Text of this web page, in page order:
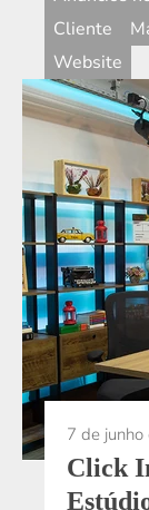
Website
7 de
Click